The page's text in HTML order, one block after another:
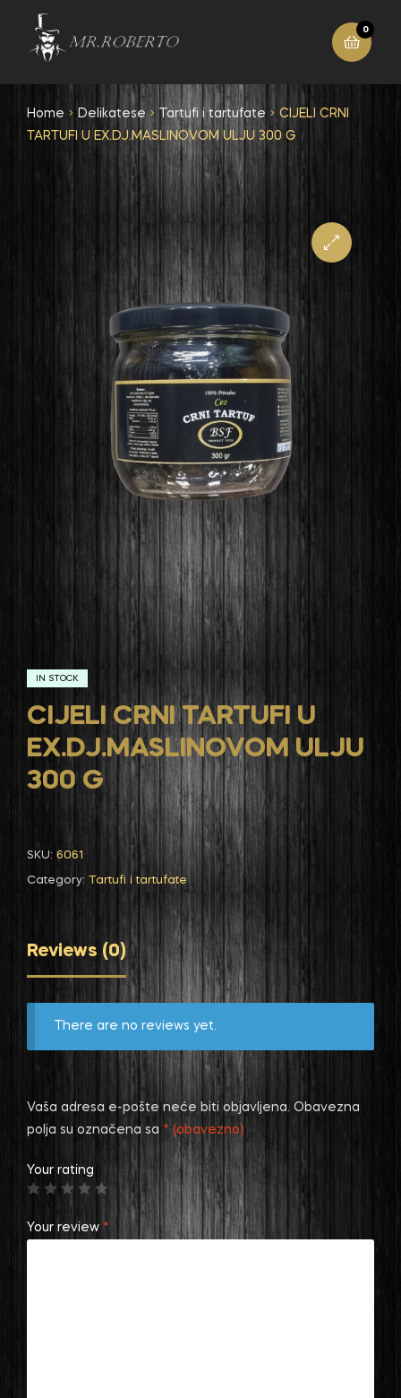
0
Home Delikatese Tartufi i tartufate
CIJELI CRNI
TARTUFI U EX.DJ.MASLINOVOM ULJU 300 G
IN STOCK
CIJELI CRNI TARTUFI U
EX.DJ.MASLINOVOM ULJU
300 G
SKU: 6061
Category: Tartufi i tartufate
Reviews (0)
There are no reviews yet.
Vaša adresa e-pošte neće biti objavljena. Obavezna
polja su označena sa * (obavezno)
Your rating
Your review *